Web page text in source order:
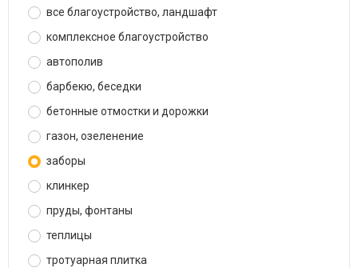
все благоустройство, ландшафт
комплексное благоустройство
автополив
барбекю, беседки
бетонные отмостки и дорожки
газон, озеленение
заборы
клинкер
пруды, фонтаны
теплицы
тротуарная плитка